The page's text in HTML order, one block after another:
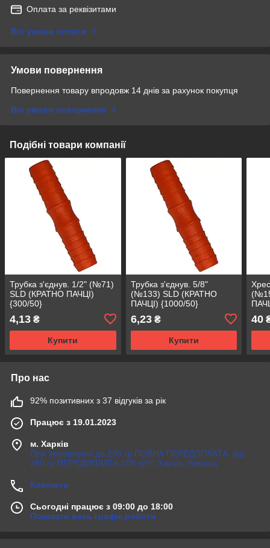
Оплата за реквізитами
Всі умови оплати
Умови повернення
Повернення товару впродовж 14 днів за рахунок покупця
Всі умови повернення
Подібні товари компанії
Трубка з'єднув. 1/2" (№71)
SLD (КРАТНО ПАЧЦІ)
{300/50}
4,13 ₴
Купити
Трубка з'єднув. 5/8"
(№133) SLD (КРАТНО
ПАЧЦІ) {1000/50}
6,23₴
Купити
40
Про нас
92% позитивних з 37 відгуків за рік
Працює з 19.01.2023
м. Харків
При замовленні до 280 гр ПОВНА ПЕРЕДОПЛАТА, від
280 гр ПЕРЕДОПЛАТА 100 гр!!!, Харків, Україна
Контакти
Сьогодні працює з 09:00 до 18:00
Показати весь графік роботи